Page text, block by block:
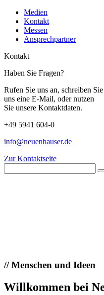
Medien
Kontakt
Messen
Ansprechpartner
Kontakt
Haben Sie Fragen?
Rufen Sie uns an, schreiben Sie
uns eine E-Mail, oder nutzen
Sie unsere Kontaktdaten.
+49 5941 604-0
info@neuenhauser.de
Zur Kontaktseite
//Menschen und Ideen
Willkommen bei